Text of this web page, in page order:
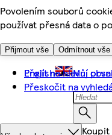
Povolením souborů
používat přesná data o
Přijmout vše Odmítnout vše
Přejít na hlavní
Přeskočit na
English Můj